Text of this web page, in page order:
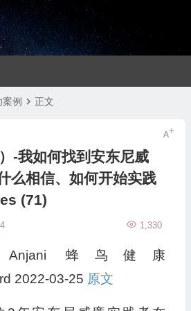
案例 正文
-我如何找到安东尼威
么相信、如何开始实践
(71)
1,330
Anjani
蜂鸟健康
2022-03-25 原文